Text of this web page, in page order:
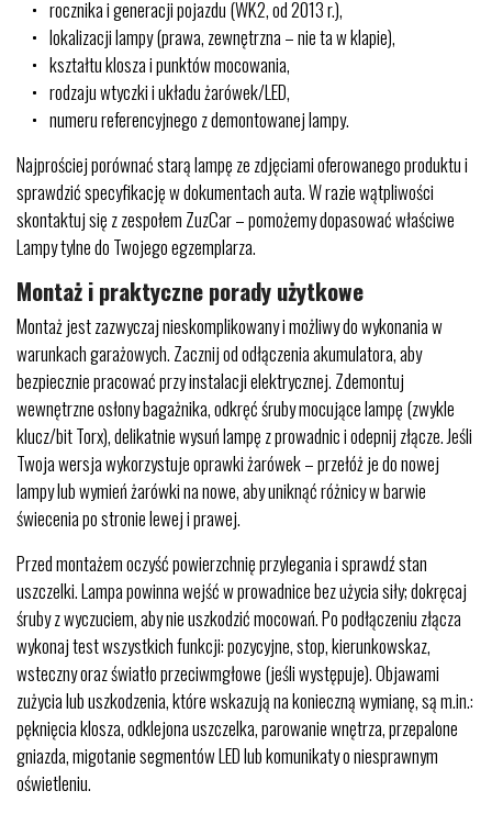
rocznika i generacji pojazdu (WK2, od 2013 r.),
lokalizacji lampy (prawa, zewnętrzna – nie ta w klapie),
kształtu klosza i punktów mocowania,
rodzaju wtyczki i układu żarówek/LED,
numeru referencyjnego z demontowanej lampy.
Najprościej porównać starą lampę ze zdjęciami oferowanego produktu i
sprawdzić specyfikację w dokumentach auta. W razie wątpliwości
skontaktuj się z zespołem ZuzCar – pomożemy dopasować właściwe
Lampy tylne do Twojego egzemplarza.
Montaż i praktyczne porady użytkowe
Montaż jest zazwyczaj nieskomplikowany i możliwy do wykonania w
warunkach garażowych. Zacznij od odłączenia akumulatora, aby
bezpiecznie pracować przy instalacji elektrycznej. Zdemontuj
wewnętrzne osłony bagażnika, odkręć śruby mocujące lampę (zwykle
klucz/bit Torx), delikatnie wysuń lampę z prowadnic i odepnij złącze. Jeśli
Twoja wersja wykorzystuje oprawki żarówek – przełóż je do nowej
lampy lub wymień żarówki na nowe, aby uniknąć różnicy w barwie
świecenia po stronie lewej i prawej.
Przed montażem oczyść powierzchnię przylegania i sprawdź stan
uszczelki. Lampa powinna wejść w prowadnice bez użycia siły; dokręcaj
śruby z wyczuciem, aby nie uszkodzić mocowań. Po podłączeniu złącza
wykonaj test wszystkich funkcji: pozycyjne, stop, kierunkowskaz,
wsteczny oraz światło przeciwmgłowe (jeśli występuje). Objawami
zużycia lub uszkodzenia, które wskazują na konieczną wymianę, są m.in.:
pęknięcia klosza, odklejona uszczelka, parowanie wnętrza, przepalone
gniazda, migotanie segmentów LED lub komunikaty o niesprawnym
oświetleniu.